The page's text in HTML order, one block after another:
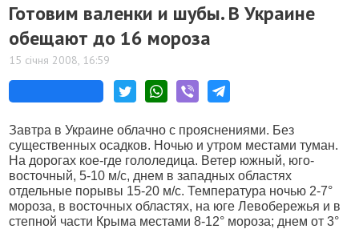
Готовим валенки и шубы. В Украине
обещают до 16 мороза
15 січня 2008, 16:59
Завтра в Украине облачно с прояснениями. Без
существенных осадков. Ночью и утром местами туман.
На дорогах кое-где гололедица. Ветер южный, юго-
восточный, 5-10 м/с, днем в западных областях
отдельные порывы 15-20 м/с. Температура ночью 2-7°
мороза, в восточных областях, на юге Левобережья и в
степной части Крыма местами 8-12° мороза; днем от 3°